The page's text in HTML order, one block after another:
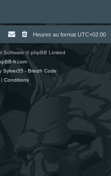
Heures au format UTC+02:00
Software © phpBB Limited
fr.com
Sylver35 - Breizh Code
| Conditions